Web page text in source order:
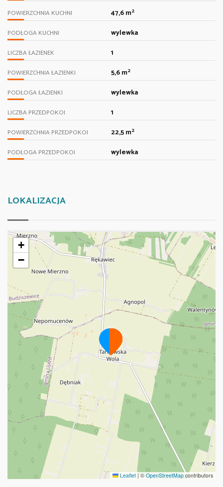
POWIERZCHNIA KUCHNI 47,6 m2
PODŁOGA KUCHNI wylewka
LICZBA ŁAZIENEK 1
POWIERZCHNIA ŁAZIENKI 5,6 m2
PODŁOGA ŁAZIENKI wylewka
LICZBA PRZEDPOKOI 1
POWIERZCHNIA PRZEDPOKOI 22,5 m2
PODŁOGA PRZEDPOKOI wylewka
LOKALIZACJA
+
−
Leaflet | © OpenStreetMap contributors